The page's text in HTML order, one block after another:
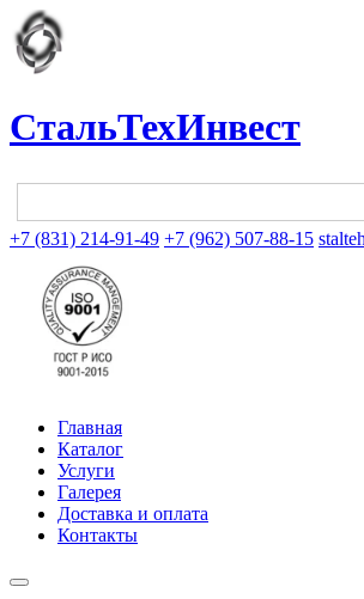
СтальТехИнвест
+7 (831) 214-91-49 +7 (962) 507-88-15
Главная
Каталог
Услуги
Галерея
Доставка и оплата
Контакты